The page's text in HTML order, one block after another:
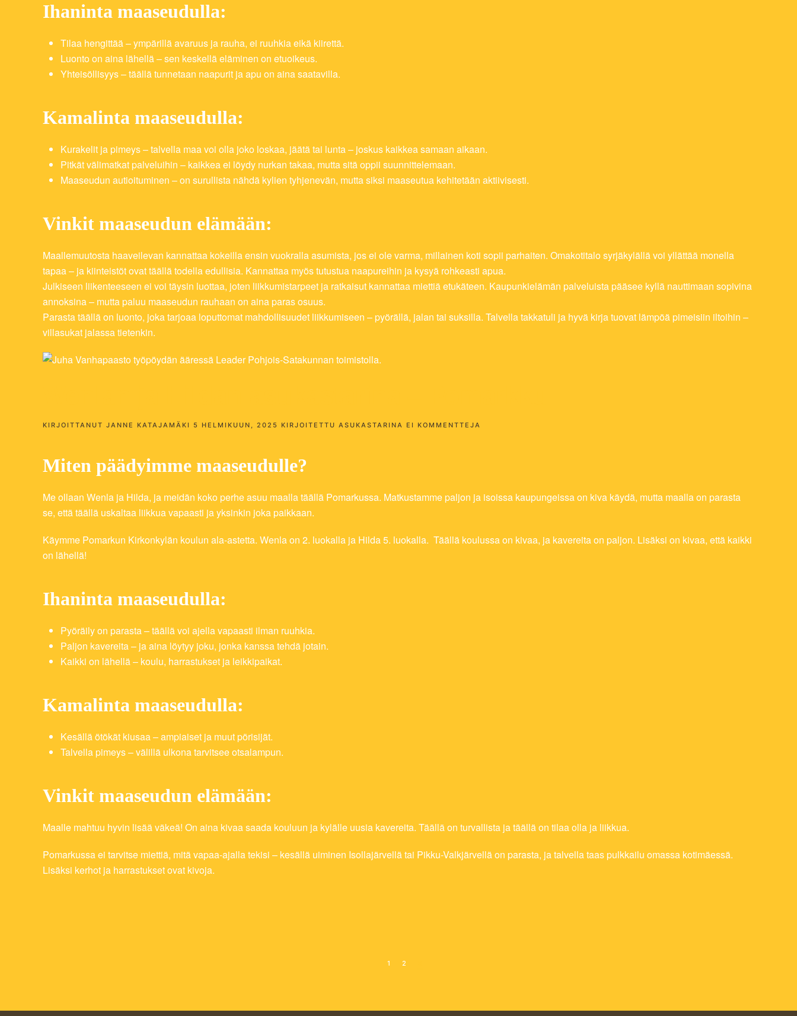
Ihaninta maaseudulla:
Tilaa hengittää – ympärillä avaruus ja rauha, ei ruuhkia eikä kiirettä.
Luonto on aina lähellä – sen keskellä eläminen on etuoikeus.
Yhteisöllisyys – täällä tunnetaan naapurit ja apu on aina saatavilla.
Kamalinta maaseudulla:
Kurakelit ja pimeys – talvella maa voi olla joko loskaa, jäätä tai lunta – joskus kaikkea samaan aikaan.
Pitkät välimatkat palveluihin – kaikkea ei löydy nurkan takaa, mutta sitä oppii suunnittelemaan.
Maaseudun autioituminen – on surullista nähdä kylien tyhjenevän, mutta siksi maaseutua kehitetään aktiivisesti.
Vinkit maaseudun elämään:
Maallemuutosta haaveilevan kannattaa kokeilla ensin vuokralla asumista, jos ei ole varma, millainen koti sopii parhaiten. Omakotitalo syrjäkylällä voi yllättää monella
tapaa – ja kiinteistöt ovat täällä todella edullisia. Kannattaa myös tutustua naapureihin ja kysyä rohkeasti apua.
Julkiseen liikenteeseen ei voi täysin luottaa, joten liikkumistarpeet ja ratkaisut kannattaa miettiä etukäteen. Kaupunkielämän palveluista pääsee kyllä nauttimaan sopivina
annoksina – mutta paluu maaseudun rauhaan on aina paras osuus.
Parasta täällä on luonto, joka tarjoaa loputtomat mahdollisuudet liikkumiseen – pyörällä, jalan tai suksilla. Talvella takkatuli ja hyvä kirja tuovat lämpöä pimeisiin iltoihin –
villasukat jalassa tietenkin.
KIRJOITTANUT JANNE KATAJAMÄKI 5 HELMIKUUN, 2025 KIRJOITETTU ASUKASTARINA EI KOMMENTTEJA
Miten päädyimme maaseudulle?
Me ollaan Wenla ja Hilda, ja meidän koko perhe asuu maalla täällä Pomarkussa. Matkustamme paljon ja isoissa kaupungeissa on kiva käydä, mutta maalla on parasta
se, että täällä uskaltaa liikkua vapaasti ja yksinkin joka paikkaan.
Käymme Pomarkun Kirkonkylän koulun ala-astetta. Wenla on 2. luokalla ja Hilda 5. luokalla. Täällä koulussa on kivaa, ja kavereita on paljon. Lisäksi on kivaa, että kaikki
on lähellä!
Ihaninta maaseudulla:
Pyöräily on parasta – täällä voi ajella vapaasti ilman ruuhkia.
Paljon kavereita – ja aina löytyy joku, jonka kanssa tehdä jotain.
Kaikki on lähellä – koulu, harrastukset ja leikkipaikat.
Kamalinta maaseudulla:
Kesällä ötökät kiusaa – ampiaiset ja muut pörisijät.
Talvella pimeys – välillä ulkona tarvitsee otsalampun.
Vinkit maaseudun elämään:
Maalle mahtuu hyvin lisää väkeä! On aina kivaa saada kouluun ja kylälle uusia kavereita. Täällä on turvallista ja täällä on tilaa olla ja liikkua.
Pomarkussa ei tarvitse miettiä, mitä vapaa-ajalla tekisi – kesällä uiminen Isollajärvellä tai Pikku-Valkjärvellä on parasta, ja talvella taas pulkkailu omassa kotimäessä.
Lisäksi kerhot ja harrastukset ovat kivoja.
1 2